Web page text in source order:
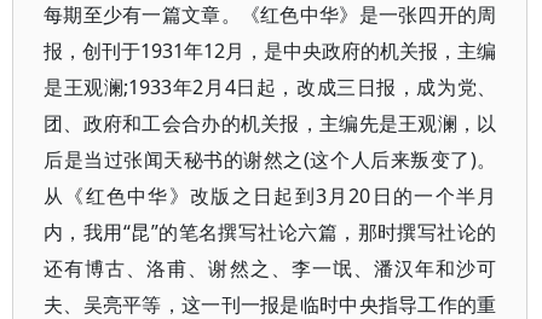
每期至少有一篇文章。《红色中华》是一张四开的周
报，创刊于1931年12月，是中央政府的机关报，主编
是王观澜;1933年2月4日起，改成三日报，成为党、
团、政府和工会合办的机关报，主编先是王观澜，以
后是当过张闻天秘书的谢然之(这个人后来叛变了)。
从《红色中华》改版之日起到3月20日的一个半月
内，我用“昆”的笔名撰写社论六篇，那时撰写社论的
还有博古、洛甫、谢然之、李一氓、潘汉年和沙可
夫、吴亮平等，这一刊一报是临时中央指导工作的重